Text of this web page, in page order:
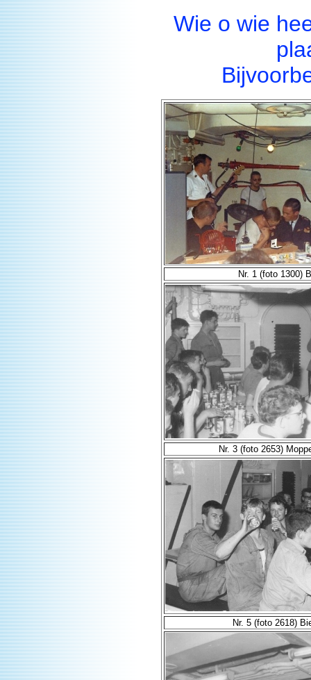
Wie o wie
Nr. 1 (foto 1300)
Nr. 3 (foto 2653)
Nr. 5 (foto 2618)